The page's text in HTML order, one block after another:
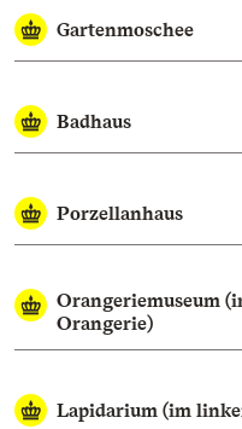
Gartenmoschee
Badhaus
Porzellanhaus
Orangeriemuseum
Orangerie)
Lapidarium (im